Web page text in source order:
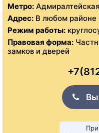
Метро:
Адрес: В любом районе
Режим работы:
Правовая форма:
замков и дверей